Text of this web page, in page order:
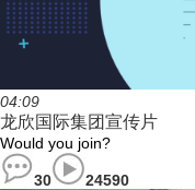
04:09
龙欣国际集团宣传片
Would you join?
30 24590